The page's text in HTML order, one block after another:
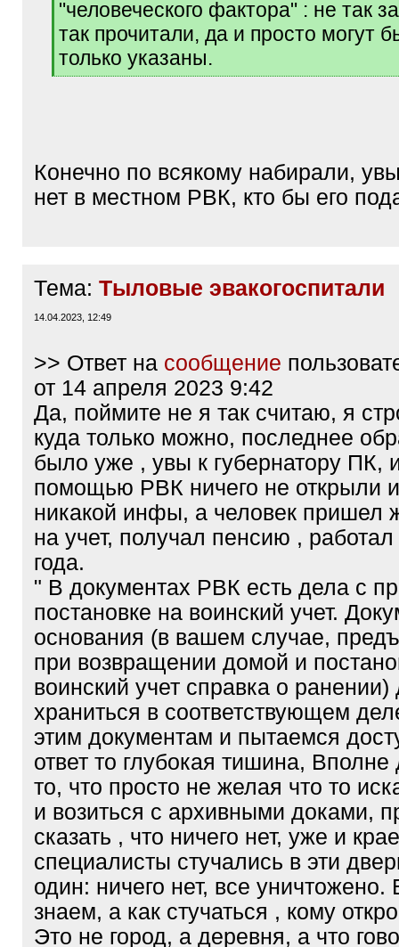
"человеческого фактора" : не так
так прочитали, да и просто могут
только указаны.
[
Конечно по всякому набирали,
нет в местном РВК, кто бы его
Тема: Тыловые эвакогоспитали
14.04.2023, 12:49
>> Ответ на сообщение
от 14 апреля 2023 9:42
Да, поймите не я так считаю, я
куда только можно, последнее
было уже , увы к губернатору ПК,
помощью РВК ничего не открыли
никакой инфы, а человек пришел
на учет, получал пенсию ,
года.
" В документах РВК есть дела с
постановке на воинский учет.
основания (в вашем случае,
при возвращении домой и
воинский учет справка о
храниться в соответствующем
этим документам и пытаемся
ответ то глубокая тишина,
то, что просто не желая что то
и возиться с архивными доками,
сказать , что ничего нет, уже и
специалисты стучались в эти
один: ничего нет, все уничтожено.
знаем, а как стучаться , кому
Это не город, а деревня, а что